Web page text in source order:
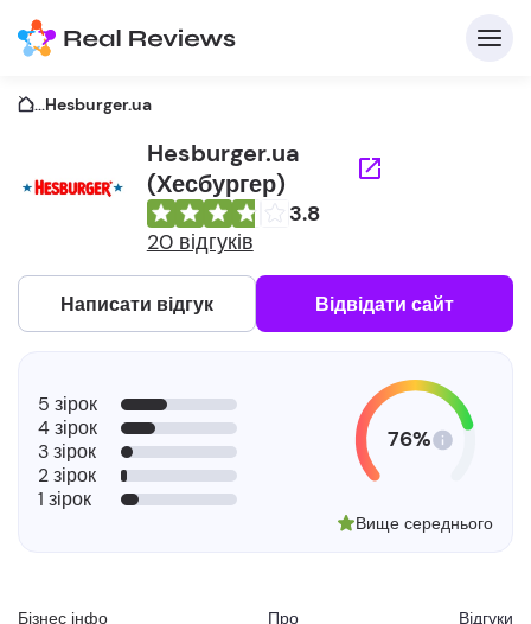
...Hesburger.ua
Hesburger.ua
(Хесбургер)
3.8
20 відгуків
Написати відгук Відвідати сайт
Бізнес інфо Про Вiдгуки
5 зірок
4 зірок
3 зірок
2 зірок
1 зірок
76%
Вище середнього